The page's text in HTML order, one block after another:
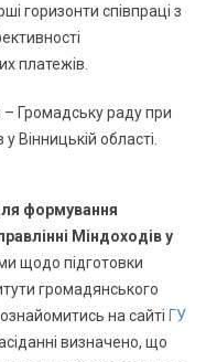
горизонти співпраці з
платежів.
формування
Міндоходів у
щодо підготовки
громадянського
ознайомитись на сайті ГУ
визначено, що